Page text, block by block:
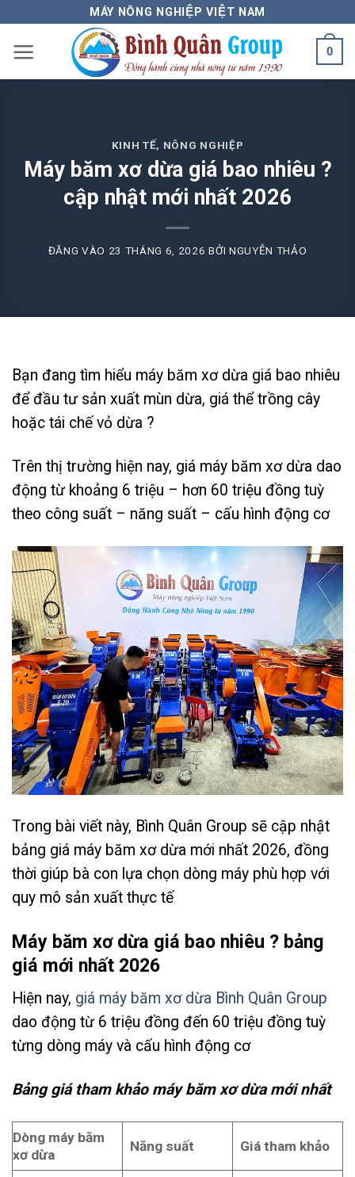
nội
dung
MÁY NÔNG NGHIỆP VIỆT NAM
0
KINH TẾ, NÔNG NGHIỆP
Máy băm xơ dừa giá bao nhiêu ?
cập nhật mới nhất 2026
ĐĂNG VÀO 23 THÁNG 6, 2026 BỞI NGUYỄN THẢO
Bạn đang tìm hiểu máy băm xơ dừa giá bao nhiêu
để đầu tư sản xuất mùn dừa, giá thể trồng cây
hoặc tái chế vỏ dừa ?
Trên thị trường hiện nay, giá máy băm xơ dừa dao
động từ khoảng 6 triệu – hơn 60 triệu đồng tuỳ
theo công suất – năng suất – cấu hình động cơ
Trong bài viết này, Bình Quân Group sẽ cập nhật
bảng giá máy băm xơ dừa mới nhất 2026, đồng
thời giúp bà con lựa chọn dòng máy phù hợp với
quy mô sản xuất thực tế
Máy băm xơ dừa giá bao nhiêu ? bảng
giá mới nhất 2026
Hiện nay, giá máy băm xơ dừa Bình Quân Group
dao động từ 6 triệu đồng đến 60 triệu đồng tuỳ
từng dòng máy và cấu hình động cơ
Bảng giá tham khảo máy băm xơ dừa mới nhất
Dòng máy băm
xơ dừa
Năng suất Giá tham khảo